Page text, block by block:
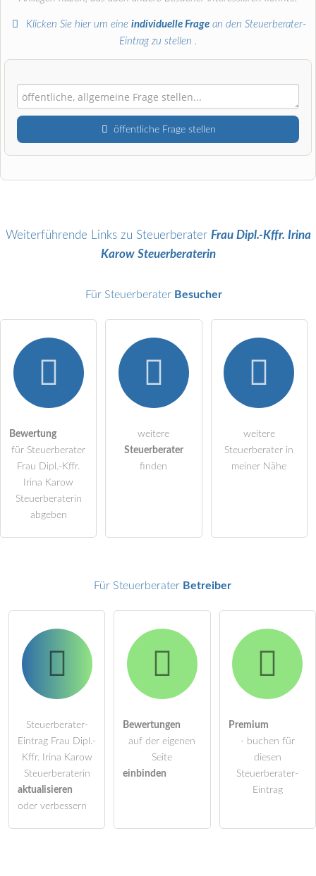
Klicken Sie hier um eineindividuelle Frage an den Steuerberater-
Eintrag zu stellen .
öffentliche Frage stellen
Name
Hiermit akzeptiere ich die
DieDatenschutzerklärung habe ich zur Kenntnis genommen.
öffentliche Frage stellen Abbrechen
Hinweis:Bitte beachten Sie, öffentliche Fragen sindfür alle
Besucher sichtbar
Klicken Sie hier um eine
Steuerberater-Eintrag zu stellen
Weiterführende Links zu Steuerberater Frau Dipl.-Kffr. Irina
Karow Steuerberaterin
Für Steuerberater Besucher
Bewertung
für Steuerberater
Frau Dipl.-Kffr.
Irina Karow
Steuerberaterin
abgeben
weitere
Steuerberater
finden
weitere
Steuerberater in
meiner Nähe
Für Steuerberater Betreiber
Steuerberater-
Eintrag Frau Dipl.-
Kffr. Irina Karow
Steuerberaterin
aktualisieren
oder verbessern
Bewertungen
auf der eigenen
Seite
einbinden
Premium
- buchen für
diesen
Steuerberater-
Eintrag